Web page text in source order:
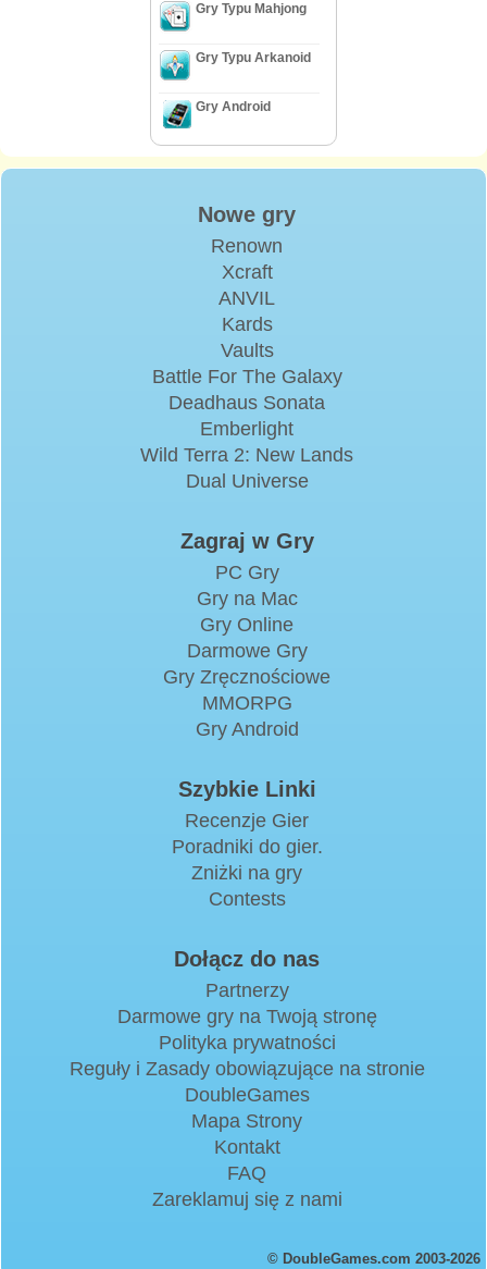
Gry Typu Mahjong
Gry Typu Arkanoid
Gry Android
Nowe gry
Renown
Xcraft
ANVIL
Kards
Vaults
Battle For The Galaxy
Deadhaus Sonata
Emberlight
Wild Terra 2: New Lands
Dual Universe
Zagraj w Gry
PC Gry
Gry na Mac
Gry Online
Darmowe Gry
Gry Zręcznościowe
MMORPG
Gry Android
Szybkie Linki
Recenzje Gier
Poradniki do gier.
Zniżki na gry
Contests
Dołącz do nas
Partnerzy
Darmowe gry na Twoją stronę
Polityka prywatności
Reguły i Zasady obowiązujące na stronie
DoubleGames
Mapa Strony
Kontakt
FAQ
Zareklamuj się z nami
© DoubleGames.com 2003-2026